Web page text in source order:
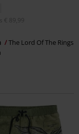
€ 89,99
The Lord Of The Rings